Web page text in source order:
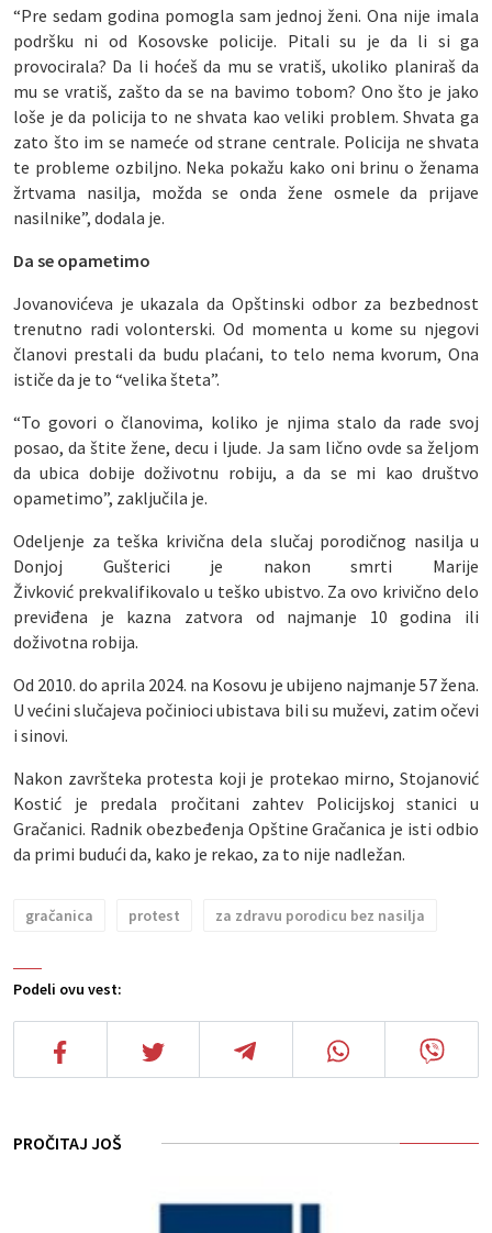
Podeli ovu vest:
“Pre sedam godina pomogla sam jednoj ženi. Ona nije imala
podršku ni od Kosovske policije. Pitali su je da li si ga
provocirala? Da li hoćeš da mu se vratiš, ukoliko planiraš da
mu se vratiš, zašto da se na bavimo tobom? Ono što je jako
loše je da policija to ne shvata kao veliki problem. Shvata ga
zato što im se nameće od strane centrale. Policija ne shvata
te probleme ozbiljno. Neka pokažu kako oni brinu o ženama
žrtvama nasilja, možda se onda žene osmele da prijave
nasilnike”, dodala je.
Da se opametimo
Jovanovićeva je ukazala da Opštinski odbor za bezbednost
trenutno radi volonterski. Od momenta u kome su njegovi
članovi prestali da budu plaćani, to telo nema kvorum, Ona
ističe da je to “velika šteta”.
“To govori o članovima, koliko je njima stalo da rade svoj
posao, da štite žene, decu i ljude. Ja sam lično ovde sa željom
da ubica dobije doživotnu robiju, a da se mi kao društvo
opametimo”, zaključila je.
Odeljenje za teška krivična dela slučaj porodičnog nasilja u
Donjoj Gušterici je nakon smrti Marije
Živković prekvalifikovalo u teško ubistvo. Za ovo krivično delo
previđena je kazna zatvora od najmanje 10 godina ili
doživotna robija.
Od 2010. do aprila 2024. na Kosovu je ubijeno najmanje 57 žena.
U većini slučajeva počinioci ubistava bili su muževi, zatim očevi
i sinovi.
Nakon završteka protesta koji je protekao mirno, Stojanović
Kostić je predala pročitani zahtev Policijskoj stanici u
Gračanici. Radnik obezbeđenja Opštine Gračanica je isti odbio
da primi budući da, kako je rekao, za to nije nadležan.
gračanica protest za zdravu porodicu bez nasilja
PROČITAJ JOŠ